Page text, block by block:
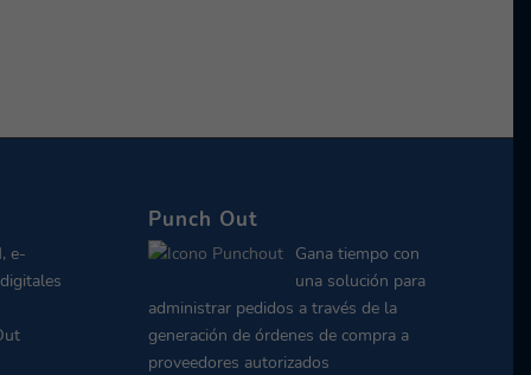
e-
Punch Out
Gana tiempo con
una solución para
administrar pedidos a través de la
generación de órdenes de compra a
proveedores autorizados